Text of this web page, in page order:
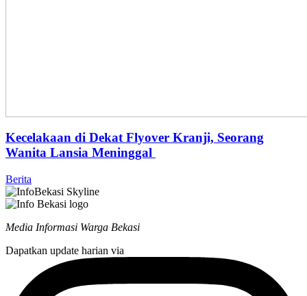
Kecelakaan di Dekat Flyover Kranji, Seorang
Wanita Lansia Meninggal
Berita
Media Informasi Warga Bekasi
Dapatkan update harian via